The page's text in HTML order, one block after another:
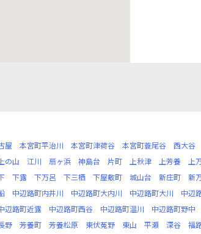
屋 本宮町平治川 本宮町津荷谷 本宮町蓑尾谷 西大谷
上の山 江川 扇ヶ浜 神島台 片町 上秋津 上芳養 上
下露 下万呂 下三栖 下屋敷町 城山台 新庄町 新
中辺路町内井川 中辺路町大内川 中辺路町大川 中辺
辺路町近露 中辺路町西谷 中辺路町温川 中辺路町野中
野 芳養町 芳養松原 東伏菟野 東山 平瀬 深谷 福